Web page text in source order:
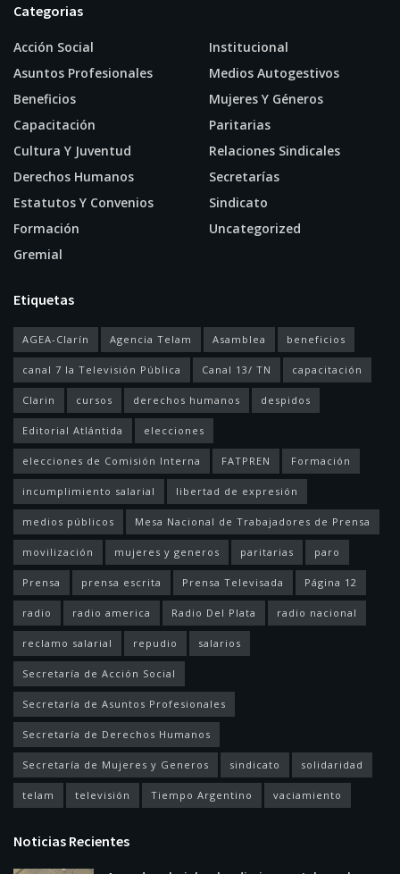
Categorias
Acción Social
Asuntos Profesionales
Beneficios
Capacitación
Cultura Y Juventud
Derechos Humanos
Estatutos Y Convenios
Formación
Gremial
Institucional
Medios Autogestivos
Mujeres Y Géneros
Paritarias
Relaciones Sindicales
Secretarías
Sindicato
Uncategorized
Etiquetas
AGEA-Clarín Agencia Telam Asamblea beneficios
canal 7 la Televisión Pública Canal 13/ TN capacitación
Clarin cursos derechos humanos despidos
Editorial Atlántida elecciones
elecciones de Comisión Interna FATPREN Formación
incumplimiento salarial libertad de expresión
medios públicos Mesa Nacional de Trabajadores de Prensa
movilización mujeres y generos paritarias paro
Prensa prensa escrita Prensa Televisada Página 12
radio radio america Radio Del Plata radio nacional
reclamo salarial repudio salarios
Secretaría de Acción Social
Secretaría de Asuntos Profesionales
Secretaría de Derechos Humanos
Secretaría de Mujeres y Generos sindicato solidaridad
telam televisión Tiempo Argentino vaciamiento
Noticias Recientes